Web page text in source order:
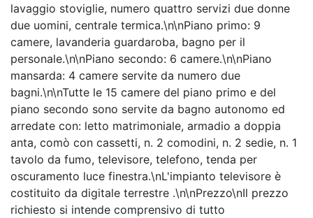
lavaggio stoviglie, numero quattro servizi due donne
due uomini, centrale termica.\n\nPiano primo: 9
camere, lavanderia guardaroba, bagno per il
personale.\n\nPiano secondo: 6 camere.\n\nPiano
mansarda: 4 camere servite da numero due
bagni.\n\nTutte le 15 camere del piano primo e del
piano secondo sono servite da bagno autonomo ed
arredate con: letto matrimoniale, armadio a doppia
anta, comò con cassetti, n. 2 comodini, n. 2 sedie, n. 1
tavolo da fumo, televisore, telefono, tenda per
oscuramento luce finestra.\nL'impianto televisore è
costituito da digitale terrestre .\n\nPrezzo\nIl prezzo
richiesto si intende comprensivo di tutto